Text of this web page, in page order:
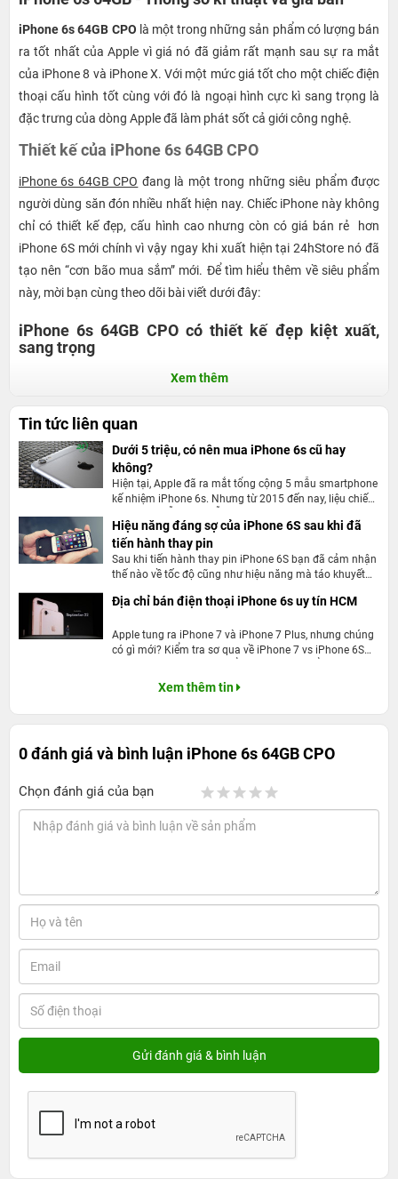
iPhone 6s 64GB CPO là một trong những sản phẩm có lượng bán
ra tốt nhất của Apple vì giá nó đã giảm rất mạnh sau sự ra mắt
của iPhone 8 và iPhone X. Với một mức giá tốt cho một chiếc điện
thoại cấu hình tốt cùng với đó là ngoại hình cực kì sang trọng là
đặc trưng của dòng Apple đã làm phát sốt cả giới công nghệ.
Thiết kế của iPhone 6s 64GB CPO
iPhone 6s 64GB CPO đang là một trong những siêu phẩm được
người dùng săn đón nhiều nhất hiện nay. Chiếc iPhone này không
chỉ có thiết kế đẹp, cấu hình cao nhưng còn có giá bán rẻ hơn
iPhone 6S mới chính vì vậy ngay khi xuất hiện tại 24hStore nó đã
tạo nên “cơn bão mua sắm” mới. Để tìm hiểu thêm về siêu phẩm
này, mời bạn cùng theo dõi bài viết dưới đây:
iPhone 6s 64GB CPO có thiết kế đẹp kiệt xuất,
sang trọng
Tiếp nối ngôn ngữ thiết kế đẹp hoàn hảo trên Model iPhone 6,
của siêu phẩm này không có bất kỳ khác biệt nào so với máy mới.
iPhone 6s 64GB CPO
được thiết kế bằng kim loại nguyên khối
sang trọng, ngoài ra hãng cũng gia tăng độ cứng cho thiết bị, đi
kèm đó là khối lượng 143 g mang đến một tổng thể hoàn hảo khi
Không dừng lại ở đó, trên siêu phẩm này còn được trang bị tính
năng cảm biến vân tay Toch ID nhanh nhạy, nâng cao khả năng
bảo mật tối đa trên thiết bị. Chắc chắn bạn sẽ bị thuyết phục hoàn
toàn ngay khi chiêm ngưỡng chân dung thực tế của điện thoại,
hãy đến 24hStore để trải nghiệm thực tế siêu phẩm này.
iPhone 6s 64GB CPO được nâng cấp cấu hình đáng
kể, hỗ trợ chạy đa nhiệm mượt mà
Cấu hình chính là đặc điểm nổi bật nhất trên
iPhone 6s 64GB CPO
, siêu phẩm này được Apple ưu ái trang bị vi xử lý A9 tốc độ 1.8
GHz (iPhone 6 chỉ 1.4 GHz), giúp máy phản hồi các tác vụ nhanh,
chạy cùng lúc nhiều ứng dụng mượt mà. Bên cạnh đó, siêu phẩm
này còn được nâng cấp bộ nhớ RAM lên 2 GB cho hiêu năng xử lý
nhanh, mượt mà mọi tác vụ.
còn được tích hợp mô-đun
Xem thêm
Tin tức liên quan
Dưới 5 triệu, có nên mua iPhone 6s cũ hay
không?
Hiện tại, Apple đã ra mắt tổng cộng 5 mẫu smartphone
kế nhiệm iPhone 6s. Nhưng từ 2015 đến nay, liệu chiếc
khi so sánh với những ông lớn hay những sản phẩm kế
nhiệm ? Trong tầm giá 5 triệu, liệu có nên mua iPhone
6s cũ ở thời điểm hiện tại ?
Hiệu năng đáng sợ của iPhone 6S sau khi đã
tiến hành thay pin
Sau khi tiến hành thay pin iPhone 6S bạn đã cảm nhận
thế nào về tốc độ cũng như hiệu năng mà táo khuyết
Địa chỉ bán điện thoại iPhone 6s uy tín HCM
Apple tung ra iPhone 7 và iPhone 7 Plus, nhưng chúng
có gì mới? Kiểm tra sơ qua về iPhone 7 vs iPhone 6S
thất vọng vì hầu như sự nâng cấp là rất ít.
Xem thêm tin
0 đánh giá và bình luận iPhone 6s 64GB CPO
Chọn đánh giá của bạn